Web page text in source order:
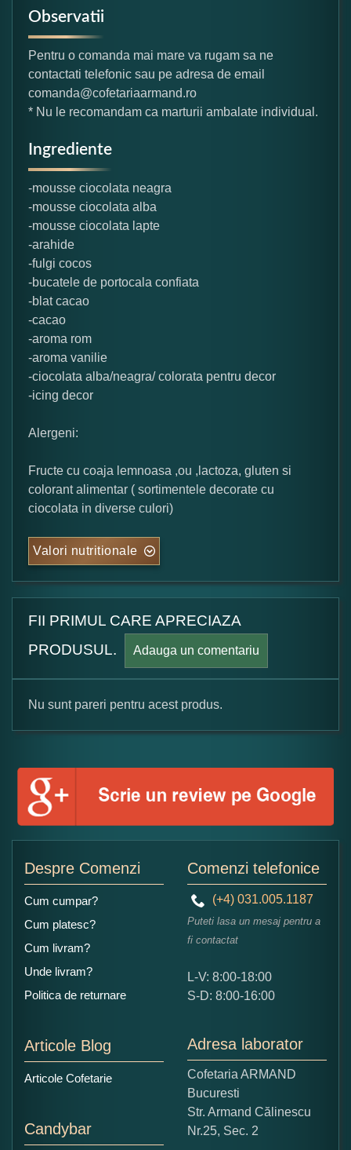
Observatii
Pentru o comanda mai mare va rugam sa ne
contactati telefonic sau pe adresa de email
comanda@cofetariaarmand.ro
* Nu le recomandam ca marturii ambalate individual.
Ingrediente
-mousse ciocolata neagra
-mousse ciocolata alba
-mousse ciocolata lapte
-arahide
-fulgi cocos
-bucatele de portocala confiata
-blat cacao
-cacao
-aroma rom
-aroma vanilie
-ciocolata alba/neagra/ colorata pentru decor
-icing decor
Alergeni:
Fructe cu coaja lemnoasa ,ou ,lactoza, gluten si
colorant alimentar ( sortimentele decorate cu
ciocolata in diverse culori)
Valori nutritionale
FII PRIMUL CARE APRECIAZA
PRODUSUL.
Adauga un comentariu
Formular pareri client
Numele dumneavoastra:
Ce nota acordati acestui produs?
5
Copiati alaturi numarul din imagine:
Nu sunt pareri pentru acest produs.
Despre Comenzi
Cum cumpar?
Cum platesc?
Cum livram?
Unde livram?
Politica de returnare
Articole Blog
Articole Cofetarie
Candybar
Comenzi telefonice
(+4) 031.005.1187
Puteti lasa un mesaj pentru a
fi contactat
L-V: 8:00-18:00
S-D: 8:00-16:00
Adresa laborator
Cofetaria ARMAND
Bucuresti
Str. Armand Călinescu
Nr.25, Sec. 2